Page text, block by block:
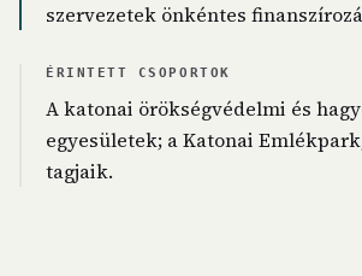
szervezetek önkéntes
ÉRINTETT CSOPORTOK
A katonai örökségvédelmi és
egyesületek; a Katonai
tagjaik.